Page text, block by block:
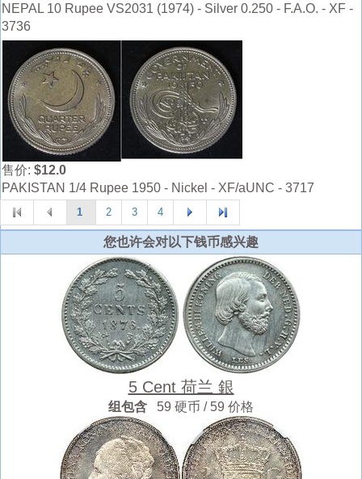
NEPAL 10 Rupee VS2031 (1974) - Silver 0.250 - F.A.O. - XF -
3736
售价: $12.0
PAKISTAN 1/4 Rupee 1950 - Nickel - XF/aUNC - 3717
1 2 3 4
您也许会对以下钱币感兴趣
5 Cent 荷兰 銀
组包含 59 硬币 / 59 价格